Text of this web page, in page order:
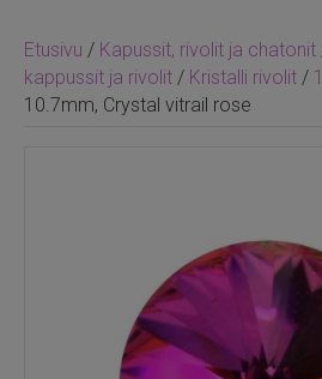
Etusivu / Kapussit, rivolit ja chatonit
kappussit ja rivolit / Kristalli rivolit /
10.7mm, Crystal vitrail rose